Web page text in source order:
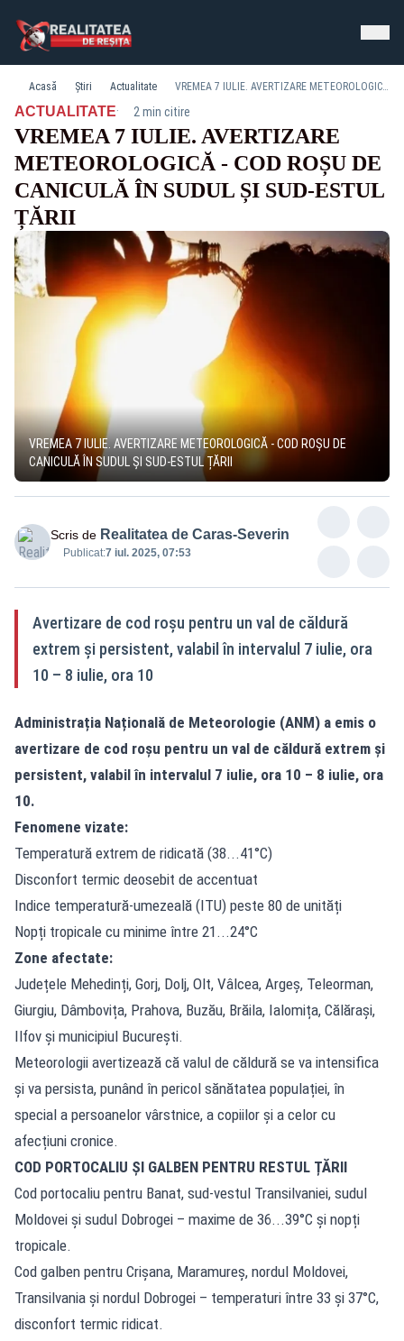
Acasă Știri Actualitate VREMEA 7 IULIE. AVERTIZARE METEOROLOGICĂ - COD ROȘU DE CANICULĂ ÎN SUDUL ȘI SUD-ESTUL ȚĂRII
ACTUALITATE· 2 min citire
VREMEA 7 IULIE. AVERTIZARE
METEOROLOGICĂ - COD ROȘU DE
CANICULĂ ÎN SUDUL ȘI SUD-ESTUL
ȚĂRII
VREMEA 7 IULIE. AVERTIZARE METEOROLOGICĂ - COD ROȘU DE
CANICULĂ ÎN SUDUL ȘI SUD-ESTUL ȚĂRII
Scris de Realitatea de Caras-Severin
Publicat:7 iul. 2025, 07:53
Avertizare de cod roșu pentru un val de căldură
extrem și persistent, valabil în intervalul 7 iulie, ora
10 – 8 iulie, ora 10
Administrația Națională de Meteorologie (ANM) a emis o
avertizare de cod roșu pentru un val de căldură extrem și
persistent, valabil în intervalul 7 iulie, ora 10 – 8 iulie, ora
10.
Fenomene vizate:
Temperatură extrem de ridicată (38...41°C)
Disconfort termic deosebit de accentuat
Indice temperatură-umezeală (ITU) peste 80 de unități
Nopți tropicale cu minime între 21...24°C
Zone afectate:
Județele Mehedinți, Gorj, Dolj, Olt, Vâlcea, Argeș, Teleorman,
Giurgiu, Dâmbovița, Prahova, Buzău, Brăila, Ialomița, Călărași,
Ilfov și municipiul București.
Meteorologii avertizează că valul de căldură se va intensifica
și va persista, punând în pericol sănătatea populației, în
special a persoanelor vârstnice, a copiilor și a celor cu
afecțiuni cronice.
COD PORTOCALIU ȘI GALBEN PENTRU RESTUL ȚĂRII
Cod portocaliu pentru Banat, sud-vestul Transilvaniei, sudul
Moldovei și sudul Dobrogei – maxime de 36...39°C și nopți
tropicale.
Cod galben pentru Crișana, Maramureș, nordul Moldovei,
Transilvania și nordul Dobrogei – temperaturi între 33 și 37°C,
disconfort termic ridicat.